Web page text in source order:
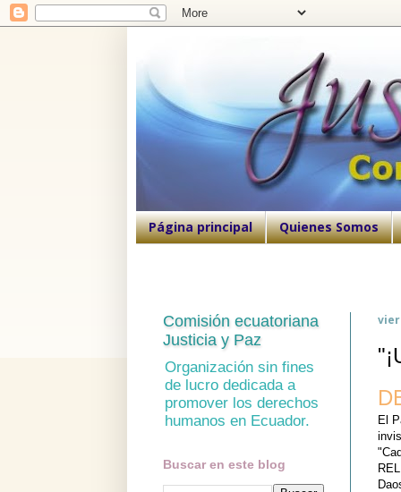
Página principal Quienes Somos
El
Comisión ecuatoriana
Justicia y Paz
Organización sin fines
de lucro dedicada a
promover los derechos
humanos en Ecuador.
Buscar en este blog